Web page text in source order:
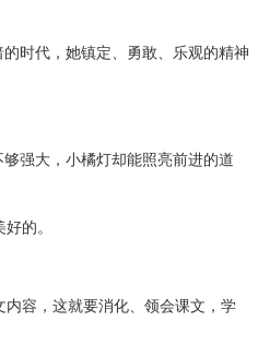
时代，她镇定、勇敢、乐观的精神
强大，小橘灯却能照亮前进的道
的。
容，这就要消化、领会课文，学